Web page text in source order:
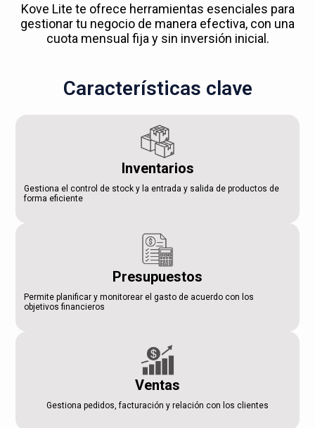
Kove Lite te ofrece herramientas esenciales para
gestionar tu negocio de manera efectiva, con una
cuota mensual fija y sin inversión inicial.
Características clave
Inventarios
Gestiona el control de stock y la entrada y salida de productos de
forma eficiente
Presupuestos
Permite planificar y monitorear el gasto de acuerdo con los
objetivos financieros
Ventas
Gestiona pedidos, facturación y relación con los clientes